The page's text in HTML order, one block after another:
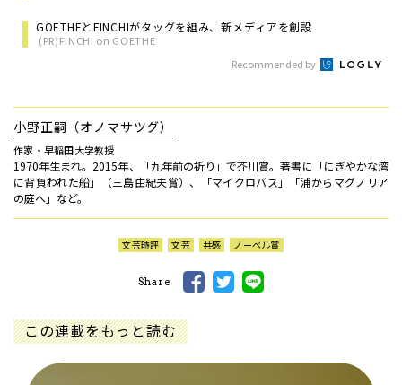
GOETHEとFINCHIがタッグを組み、新メディアを創設
(PR)FINCHI on GOETHE
Recommended by
小野正嗣（オノマサツグ）
作家・早稲田大学教授
1970年生まれ。2015年、「九年前の祈り」で芥川賞。著書に「にぎやかな湾
に背負われた船」（三島由紀夫賞）、「マイクロバス」「浦からマグノリア
の庭へ」など。
文芸時評 文芸 共感 ノーベル賞
Share
この連載をもっと読む